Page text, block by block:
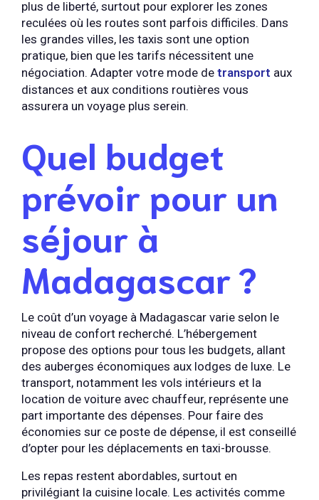
plus de liberté, surtout pour explorer les zones
reculées où les routes sont parfois difficiles. Dans
les grandes villes, les taxis sont une option
pratique, bien que les tarifs nécessitent une
négociation. Adapter votre mode de transport aux
distances et aux conditions routières vous
assurera un voyage plus serein.
Quel budget
prévoir pour un
séjour à
Madagascar ?
Le coût d’un voyage à Madagascar varie selon le
niveau de confort recherché. L’hébergement
propose des options pour tous les budgets, allant
des auberges économiques aux lodges de luxe. Le
transport, notamment les vols intérieurs et la
location de voiture avec chauffeur, représente une
part importante des dépenses. Pour faire des
économies sur ce poste de dépense, il est conseillé
d’opter pour les déplacements en taxi-brousse.
Les repas restent abordables, surtout en
privilégiant la cuisine locale. Les activités comme